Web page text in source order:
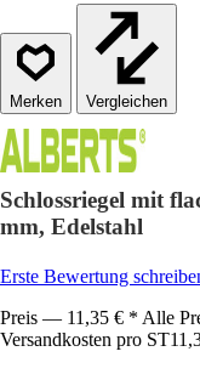
Vergleichen
Schlossriegel mit
mm, Edelstahl
Erste Bewertung
Preis — 11,35 € * Alle
Versandkosten pro ST